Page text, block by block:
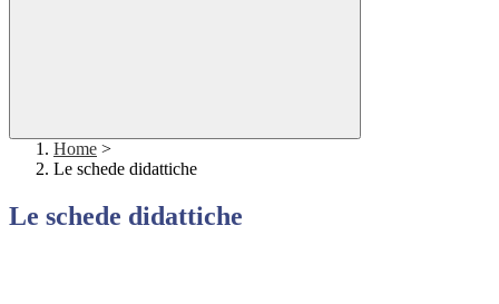
Home >
Le schede didattiche
Le schede didattiche